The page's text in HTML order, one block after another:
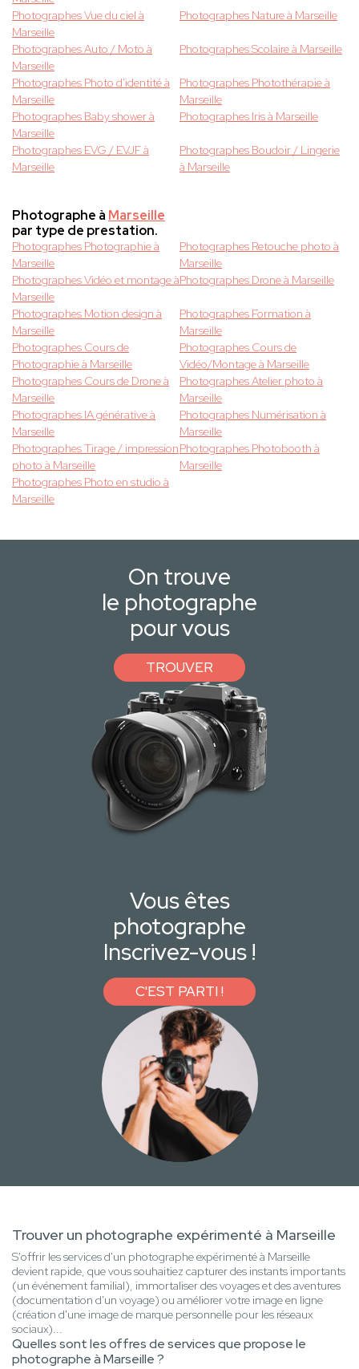
Photographes Vue du ciel à
Marseille
Photographes Nature à Marseille
Photographes Auto / Moto à
Marseille
Photographes Scolaire à Marseille
Photographes Photo d'identité à
Marseille
Photographes Photothérapie à
Marseille
Photographes Baby shower à
Marseille
Photographes Iris à Marseille
Photographes EVG / EVJF à
Marseille
Photographes Boudoir / Lingerie
à Marseille
Photographe à Marseille
par type de prestation.
Photographes Photographie à
Marseille
Photographes Retouche photo à
Marseille
Photographes Vidéo et montage à
Marseille
Photographes Drone à Marseille
Photographes Motion design à
Marseille
Photographes Formation à
Marseille
Photographes Cours de
Photographie à Marseille
Photographes Cours de
Vidéo/Montage à Marseille
Photographes Cours de Drone à
Marseille
Photographes Atelier photo à
Marseille
Photographes IA générative à
Marseille
Photographes Numérisation à
Marseille
Photographes Tirage / impression
photo à Marseille
Photographes Photobooth à
Marseille
Photographes Photo en studio à
Marseille
On trouve
le photographe
pour vous
TROUVER
Vous êtes
photographe
Inscrivez-vous !
C'EST PARTI !
Trouver un photographe expérimenté à Marseille
S'offrir les services d'un photographe expérimenté à Marseille
devient rapide, que vous souhaitiez capturer des instants importants
(un événement familial), immortaliser des voyages et des aventures
(documentation d'un voyage) ou améliorer votre image en ligne
(création d'une image de marque personnelle pour les réseaux
sociaux)...
Quelles sont les offres de services que propose le
photographe à Marseille ?